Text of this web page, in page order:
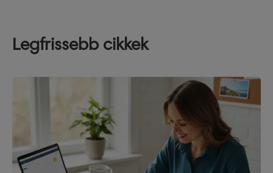
Legfrissebb cikkek